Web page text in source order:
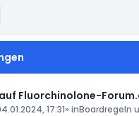
Fluorchinolone-
17:31» inBoardregeln